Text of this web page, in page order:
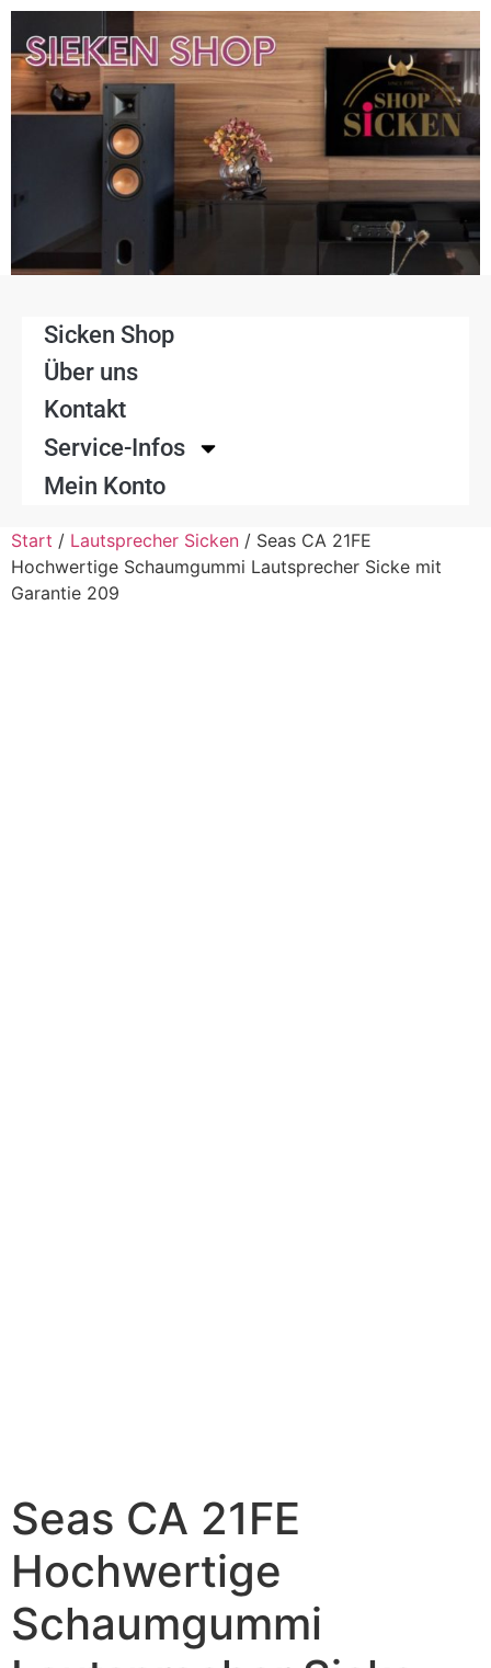
Sicken Shop
Über uns
Kontakt
Service-Infos
Mein Konto
Start / Lautsprecher Sicken / Seas CA 21FE
Hochwertige Schaumgummi Lautsprecher Sicke mit
Garantie 209
Seas CA 21FE
Hochwertige
Schaumgummi